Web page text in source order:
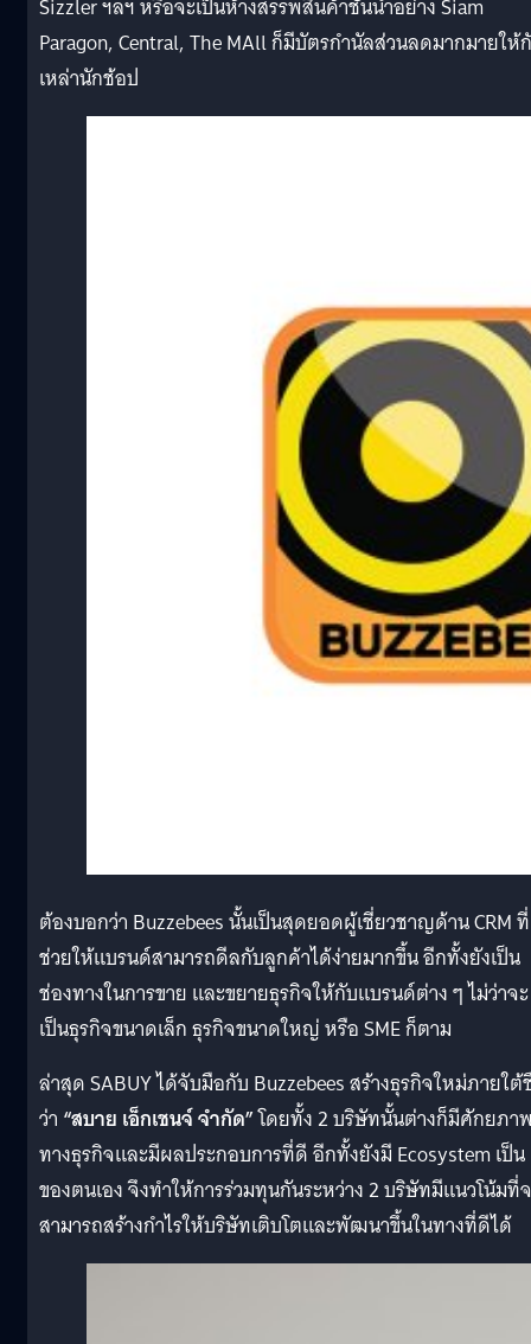
Sizzler ฯลฯ หรือจะเป็นห้างสรรพสินค้าชั้นนำอย่าง Siam
Paragon, Central, The MAll ก็มีบัตรกำนัลส่วนลดมากมายให้
เหล่านักช้อป
ต้องบอกว่า Buzzebees นั้นเป็นสุดยอดผู้เชี่ยวชาญด้าน CRM ที่
ช่วยให้แบรนด์สามารถดีลกับลูกค้าได้ง่ายมากขึ้น อีกทั้งยังเป็น
ช่องทางในการขาย และขยายธุรกิจให้กับแบรนด์ต่าง ๆ ไม่ว่าจะ
เป็นธุรกิจขนาดเล็ก ธุรกิจขนาดใหญ่ หรือ SME ก็ตาม
ล่าสุด SABUY ได้จับมือกับ Buzzebees สร้างธุรกิจใหม่ภายใ
ว่า “สบาย เอ็กเชนจ์ จำกัด”โดยทั้ง 2 บริษัทนั้นต่างก็มีศักยภา
ทางธุรกิจและมีผลประกอบการที่ดี อีกทั้งยังมี Ecosystem เป็น
ของตนเอง จึงทำให้การร่วมทุนกันระหว่าง 2 บริษัทมีแนวโน้มที่
สามารถสร้างกำไรให้บริษัทเติบโตและพัฒนาขึ้นในทางที่ดีได้